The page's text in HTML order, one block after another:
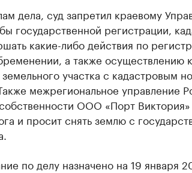
дела, суд запретил краевому
государственной регистрации,
какие-либо действия по
а также осуществлению
участка с кадастровым
межрегиональное управление
ООО «Порт Виктория»
и просит снять землю с
по делу назначено на 19 января